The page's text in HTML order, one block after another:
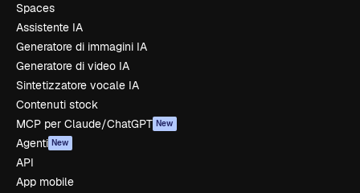
Spaces
Assistente IA
Generatore di immagini IA
Generatore di video IA
Sintetizzatore vocale IA
Contenuti stock
MCP per Claude/ChatGPT New
Agenti New
API
App mobile